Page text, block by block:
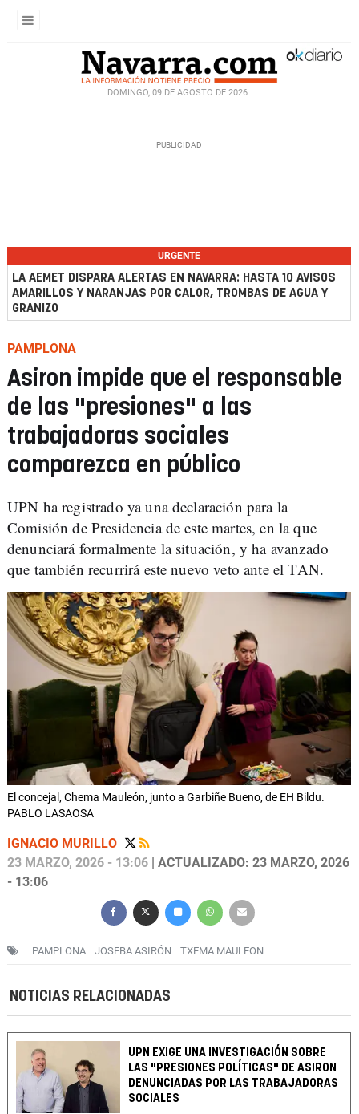
DOMINGO, 09 DE AGOSTO DE 2026
URGENTE
LA AEMET DISPARA ALERTAS EN NAVARRA: HASTA 10 AVISOS
AMARILLOS Y NARANJAS POR CALOR, TROMBAS DE AGUA Y
GRANIZO
PAMPLONA
Asiron impide que el responsable
de las "presiones" a las
trabajadoras sociales
comparezca en público
UPN ha registrado ya una declaración para la
Comisión de Presidencia de este martes, en la que
denunciará formalmente la situación, y ha avanzado
que también recurrirá este nuevo veto ante el TAN.
El concejal, Chema Mauleón, junto a Garbiñe Bueno, de EH Bildu.
PABLO LASAOSA
IGNACIO MURILLO
23 MARZO, 2026 - 13:06 | ACTUALIZADO: 23 MARZO, 2026
- 13:06
PAMPLONA JOSEBA ASIRÓN TXEMA MAULEON
NOTICIAS RELACIONADAS
UPN EXIGE UNA INVESTIGACIÓN SOBRE
LAS "PRESIONES POLÍTICAS" DE ASIRON
DENUNCIADAS POR LAS TRABAJADORAS
SOCIALES